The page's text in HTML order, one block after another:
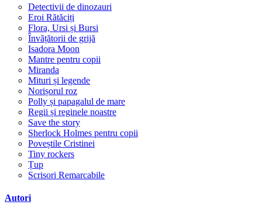
Detectivii de dinozauri
Eroi Rătăciți
Flora, Ursi și Bursi
Învățătorii de grijă
Isadora Moon
Mantre pentru copii
Miranda
Mituri și legende
Norișorul roz
Polly și papagalul de mare
Regii și reginele noastre
Save the story
Sherlock Holmes pentru copii
Poveștile Cristinei
Tiny rockers
Țup
Scrisori Remarcabile
Autori